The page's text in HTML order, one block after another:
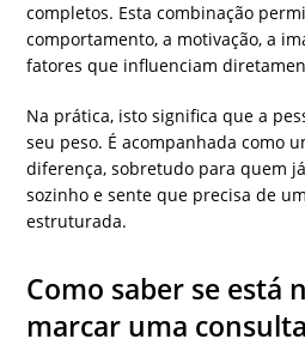
completos. Esta combinação
comportamento, a motivação, a
fatores que influenciam
Na prática, isto significa que a
seu peso. É acompanhada como
diferença, sobretudo para quem
sozinho e sente que precisa de
estruturada.
Como saber se está
marcar uma consulta